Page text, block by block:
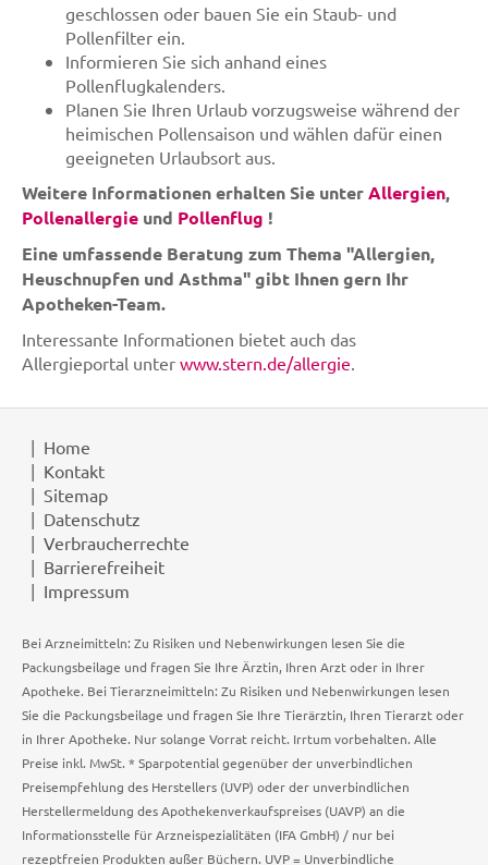
geschlossen oder bauen Sie ein Staub- und
Pollenfilter ein.
Informieren Sie sich anhand eines
Pollenflugkalenders.
Planen Sie Ihren Urlaub vorzugsweise während der
heimischen Pollensaison und wählen dafür einen
geeigneten Urlaubsort aus.
Weitere Informationen erhalten Sie unterAllergien,
Pollenallergie und Pollenflug !
Eine umfassende Beratung zum Thema "Allergien,
Heuschnupfen und Asthma" gibt Ihnen gern Ihr
Apotheken-Team.
Interessante Informationen bietet auch das
Allergieportal unter www.stern.de/allergie.
Home
Kontakt
Sitemap
Datenschutz
Verbraucherrechte
Barrierefreiheit
Impressum
Bei Arzneimitteln: Zu Risiken und Nebenwirkungen lesen Sie die
Packungsbeilage und fragen Sie Ihre Ärztin, Ihren Arzt oder in Ihrer
Apotheke. Bei Tierarzneimitteln: Zu Risiken und Nebenwirkungen lesen
Sie die Packungsbeilage und fragen Sie Ihre Tierärztin, Ihren Tierarzt oder
in Ihrer Apotheke. Nur solange Vorrat reicht. Irrtum vorbehalten. Alle
Preise inkl. MwSt. * Sparpotential gegenüber der unverbindlichen
Preisempfehlung des Herstellers (UVP) oder der unverbindlichen
Herstellermeldung des Apothekenverkaufspreises (UAVP) an die
Informationsstelle für Arzneispezialitäten (IFA GmbH) / nur bei
rezeptfreien Produkten außer Büchern. UVP = Unverbindliche